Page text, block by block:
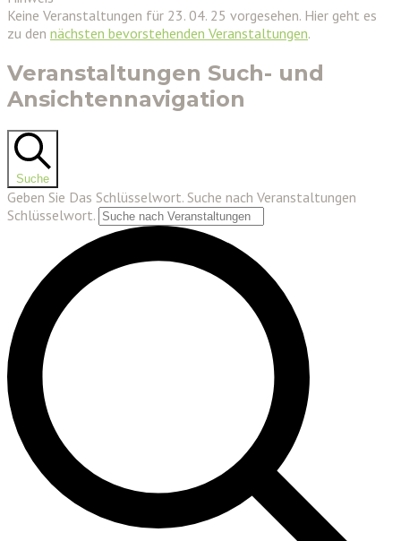
Keine Veranstaltungen für 23. 04. 25 vorgesehen. Hier geht es
zu den nächsten bevorstehenden Veranstaltungen.
Veranstaltungen Such- und
Ansichtennavigation
Suche
Geben Sie Das Schlüsselwort. Suche nach Veranstaltungen
Schlüsselwort.